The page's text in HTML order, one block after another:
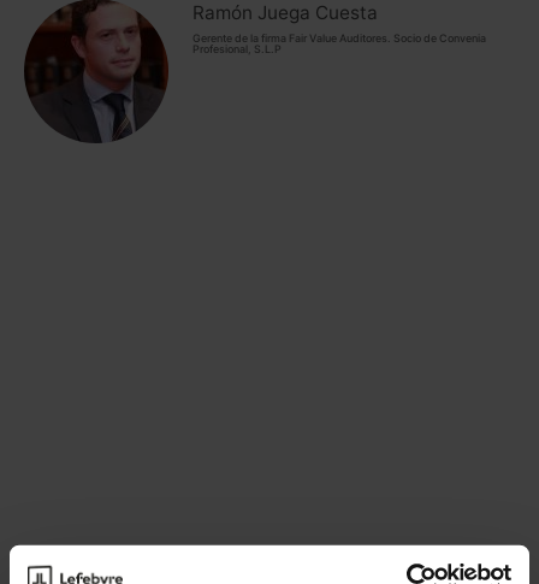
Ramón Juega Cuesta
Gerente de la firma Fair Value Auditores. Socio de Convenia
Profesional, S.L.P